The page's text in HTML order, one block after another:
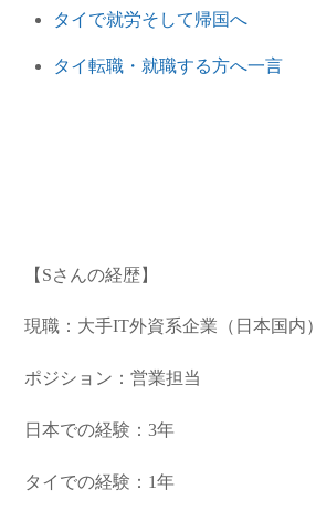
タイで就労そして帰国へ
タイ転職・就職する方へ一言
【Sさんの経歴】
現職：大手IT外資系企業（日本国内）
ポジション：営業担当
日本での経験：3年
タイでの経験：1年